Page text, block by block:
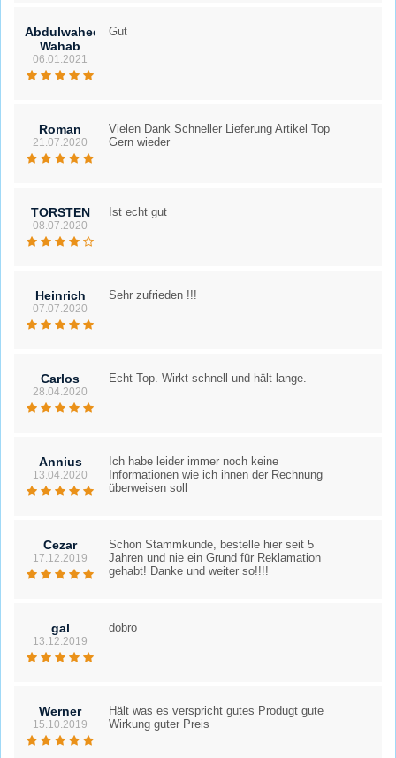
Abdulwahed
Wahab
06.01.2021
Gut
Roman
21.07.2020
Vielen Dank Schneller Lieferung Artikel Top
Gern wieder
TORSTEN
08.07.2020
Ist echt gut
Heinrich
07.07.2020
Sehr zufrieden !!!
Carlos
28.04.2020
Echt Top. Wirkt schnell und hält lange.
Annius
13.04.2020
Ich habe leider immer noch keine
Informationen wie ich ihnen der Rechnung
überweisen soll
Cezar
17.12.2019
Schon Stammkunde, bestelle hier seit 5
Jahren und nie ein Grund für Reklamation
gehabt! Danke und weiter so!!!!
gal
13.12.2019
dobro
Werner
15.10.2019
Hält was es verspricht gutes Produgt gute
Wirkung guter Preis